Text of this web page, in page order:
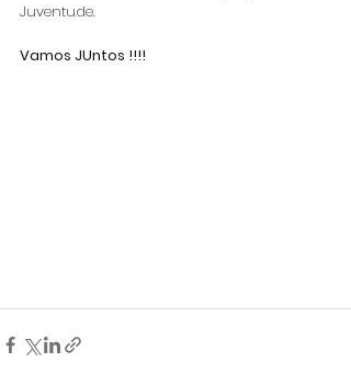
Juventude.
Vamos JUntos !!!!